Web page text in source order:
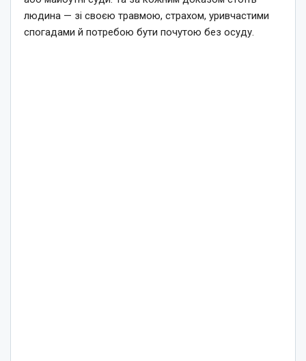
людина — зі своєю травмою, страхом, уривчастими
спогадами й потребою бути почутою без осуду.